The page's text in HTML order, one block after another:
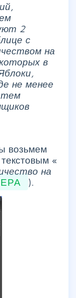
2
с
на
в
не менее
возьмем
«
на
).